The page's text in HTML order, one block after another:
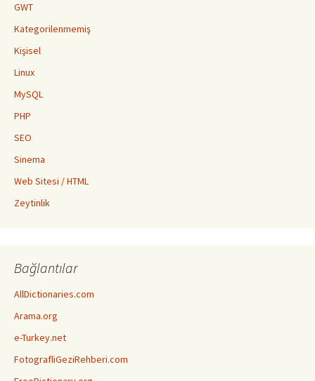
GWT
Kategorilenmemiş
Kişisel
Linux
MySQL
PHP
SEO
Sinema
Web Sitesi / HTML
Zeytinlik
Bağlantılar
AllDictionaries.com
Arama.org
e-Turkey.net
FotografliGeziRehberi.com